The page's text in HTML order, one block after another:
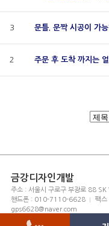
3 문틀. 문짝 시공이 가
2 주문 후 도착 까지는
금강디자인개발
주소 : 서울시 구로구 부광로 88
핸드폰 : 010-7110-6628
팩
gps6628@naver.com
Copyright since 2018